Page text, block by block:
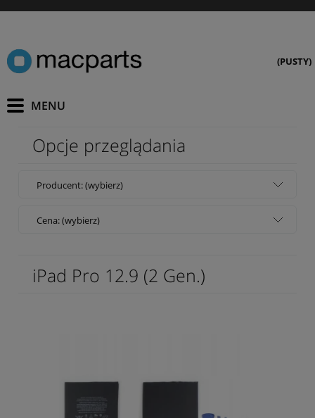
(PUSTY)
Opcje przeglądania
Producent: (wybierz)
Cena: (wybierz)
iPad Pro 12.9 (2 Gen.)